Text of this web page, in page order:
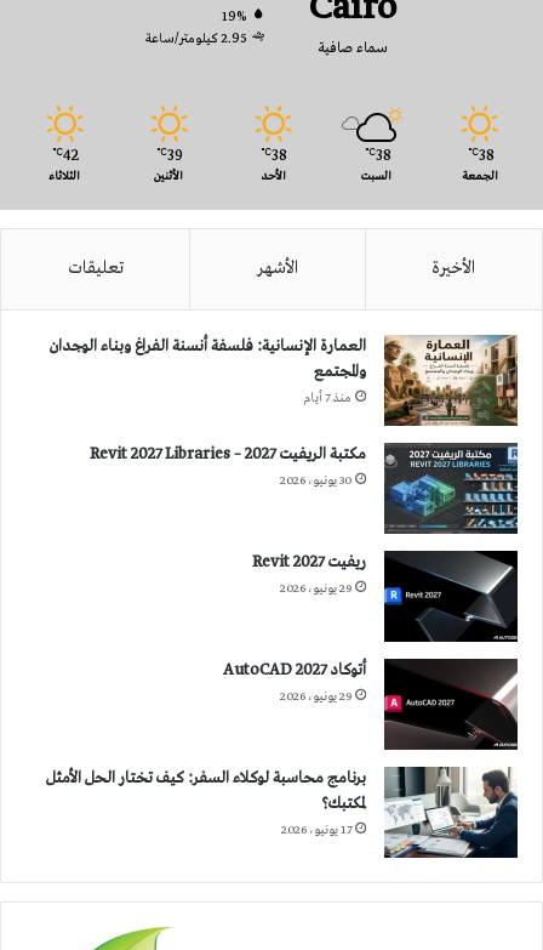
سماء صافية
19%
2.95 كيلومتر/ساعة
38
℃
الجمعة
38
℃
السبت
38
℃
الأحد
39
℃
الأثنين
42
℃
الثلاثاء
الأخيرة الأشهر تعليقات
العمارة الإنسانية: فلسفة أنسنة الفراغ وبناء الوجدان
والمجتمع
منذ 7 أيام
مكتبة الريفيت 2027 – Revit 2027 Libraries
30 يونيو، 2026
ريفيت 2027 Revit
29 يونيو، 2026
أتوكاد 2027 AutoCAD
29 يونيو، 2026
برنامج محاسبة لوكلاء السفر: كيف تختار الحل الأمثل
لمكتبك؟
17 يونيو، 2026